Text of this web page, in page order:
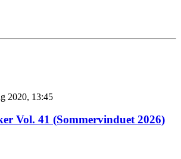
2020, 13:45
Vol. 41 (Sommervinduet 2026)